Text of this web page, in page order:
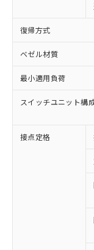
復帰方式
ベゼル材質
最小適用負荷
スイッチユニット構
接点定格
※1 対応
対応
非含有に
対応予定
有に対応